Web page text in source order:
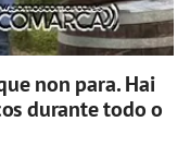
non para. Hai
durante todo o